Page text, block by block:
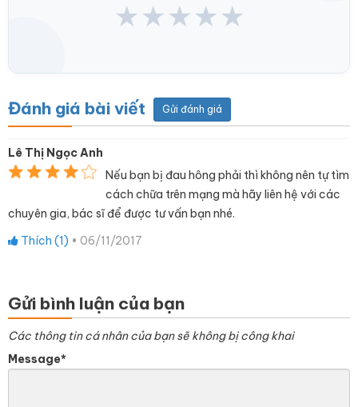
★★★★★
Đánh giá bài viết Gửi đánh giá
Lê Thị Ngọc Anh
Nếu bạn bị đau hông phải thì không nên tự tìm
cách chữa trên mạng mà hãy liên hệ với các
chuyên gia, bác sĩ để được tư vấn bạn nhé.
Thích (1) • 06/11/2017
Gửi bình luận của bạn
Các thông tin cá nhân của bạn sẽ không bị công khai
Message*